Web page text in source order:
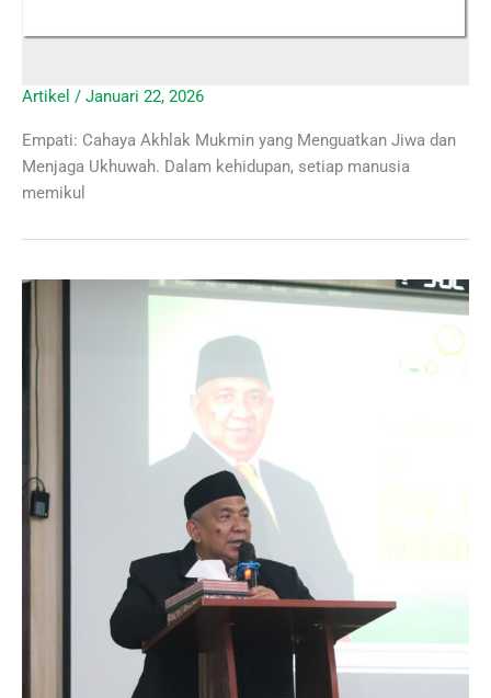
Artikel / Januari 22, 2026
Empati: Cahaya Akhlak Mukmin yang Menguatkan Jiwa dan
Menjaga Ukhuwah. Dalam kehidupan, setiap manusia
memikul